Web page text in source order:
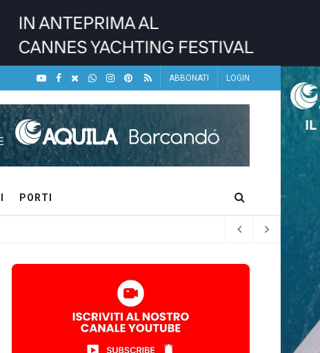
ABBONATI LOGIN
PORTI